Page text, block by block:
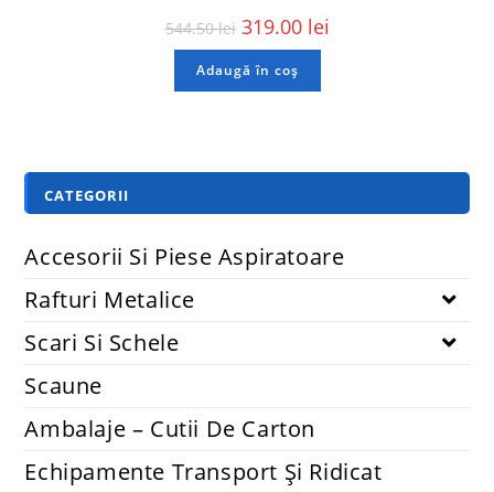
544.50lei 319.00 lei
Adaugă în coș
CATEGORII
Accesorii Si Piese Aspiratoare
Rafturi Metalice
Scari Si Schele
Scaune
Ambalaje – Cutii De Carton
Echipamente Transport Și Ridicat